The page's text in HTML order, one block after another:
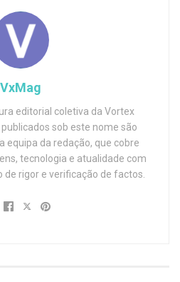
VxMag
editorial coletiva da Vortex
sob este nome são
equipa da redação, que cobre
tecnologia e atualidade com
rigor e verificação de factos.